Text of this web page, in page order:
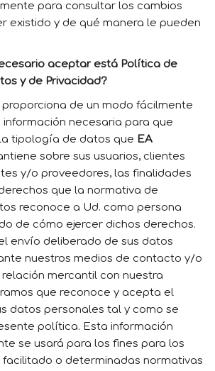
para consultar los cambios
existido y de qué manera le pueden
aceptar está Política de
y de Privacidad?
de un modo fácilmente
necesaria para que
tipología de datos que EA
sobre sus usuarios, clientes
y/o proveedores, las finalidades
que la normativa de
reconoce a Ud. como persona
de cómo ejercer dichos derechos.
envío deliberado de sus datos
nuestros medios de contacto y/o
mercantil con nuestra
que reconoce y acepta el
datos personales tal y como se
política. Esta información
se usará para los fines para los
facilitado o determinadas normativas